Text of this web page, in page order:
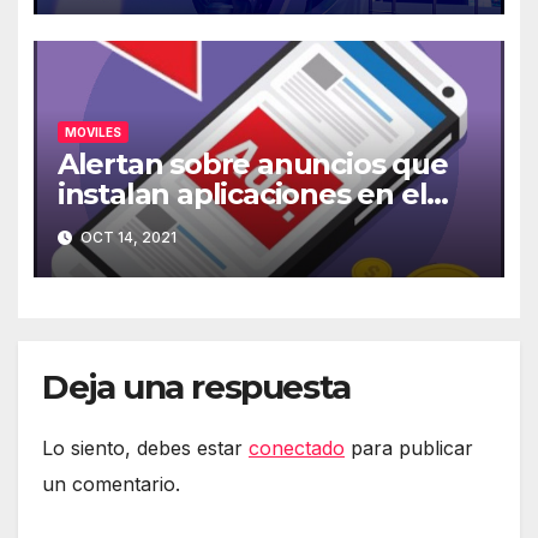
MOVILES
Alertan sobre anuncios que
instalan aplicaciones en el
móvil
OCT 14, 2021
Deja una respuesta
Lo siento, debes estar conectado para publicar
un comentario.